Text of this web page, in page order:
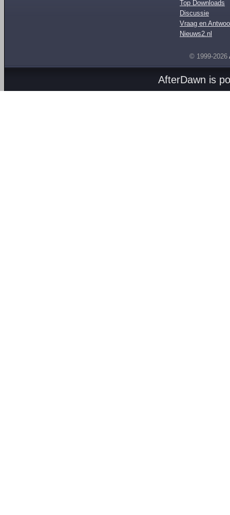
Top Downloads
Discussie
Vraag en
Nieuws2.nl
© 1999-2026
AfterDawn is